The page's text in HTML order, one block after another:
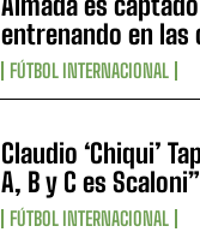
entrenando en las
FÚTBOL INTERNACIONAL
Claudio ‘Chiqui’
A, B y C es Scaloni”
FÚTBOL INTERNACIONAL